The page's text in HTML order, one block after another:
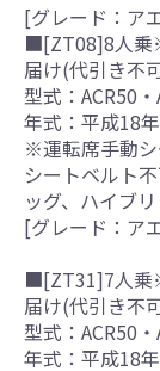
[グレード：ア
■[ZT08]8人乗
届け(代引き不
型式：ACR50
年式：平成18
※運転席手動
シートベルト
ッグ、ハイブ
[グレード：ア
■[ZT31]7人乗
届け(代引き不
型式：ACR50
年式：平成18